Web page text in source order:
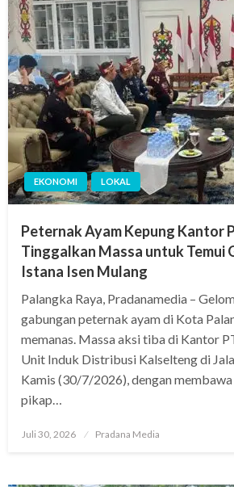
EKONOMI LOKAL
Peternak Ayam Kepung Kantor
Tinggalkan Massa untuk Temui
Istana Isen Mulang
Palangka Raya, Pradanamedia –
gabungan peternak ayam di Kota
memanas. Massa aksi tiba di Kantor
Unit Induk Distribusi Kalselteng di
Kamis (30/7/2026), dengan
pikap…
Juli 30, 2026 Pradana Media